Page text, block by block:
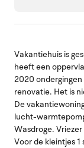
Vakantiehuis is
heeft een
2020
renovatie. Het is
De
lucht-
Wasdroge.
Voor de kleintjes